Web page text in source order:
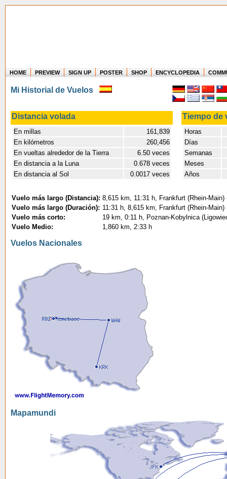
Where in the world have you flown?
How long have you been in the air?
Create your own FlightMemory and see!
HOME PREVIEW SIGN UP POSTER SHOP ENCYCLOPEDIA
Mi Historial de Vuelos
Distancia volada Tiempo de
En millas
161,839
En kilómetros
260,456
En vueltas alrededor de la Tierra
6.50 veces
En distancia a la Luna
0.678 veces
En distancia al Sol
0.0017 veces
Horas
Días
Semanas
Meses
Años
Vuelo más largo (Distancia): 8,615 km, 11:31 h, Frankfurt (Rhein-
Vuelo más largo (Duración): 11:31 h, 8,615 km, Frankfurt (Rhein-
Vuelo más corto:
19 km, 0:11 h, Poznan-Kobylnica
Vuelo Medio:
1,860 km, 2:33 h
Vuelos Nacionales
Mapamundi